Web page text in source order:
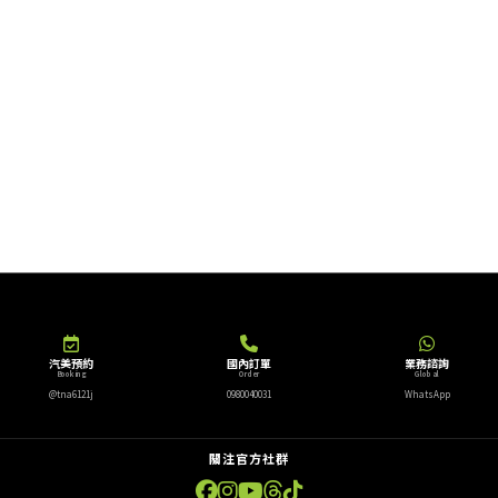
汽美預約
Booking
@tna6121j
國內訂單
Order
0980040031
業務諮詢
Global
WhatsApp
關注官方社群